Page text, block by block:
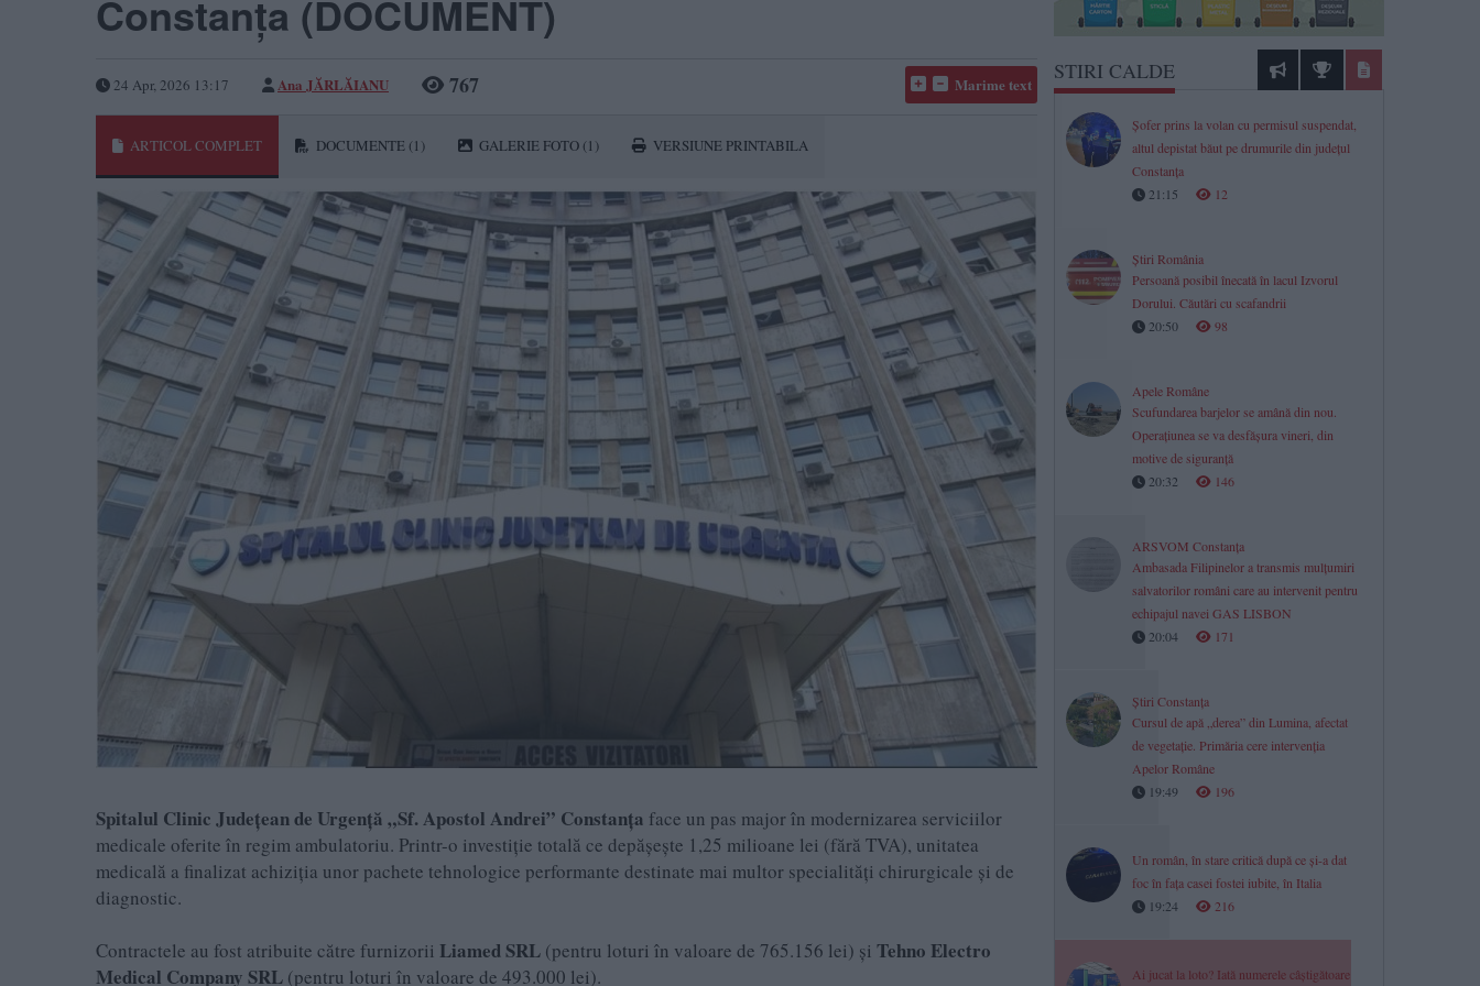
Constanța (DOCUMENT)
24 Apr, 2026 13:17 Ana JĂRLĂIANU 767 Marime text
ARTICOL COMPLET DOCUMENTE (1) GALERIE FOTO (1) VERSIUNE PRINTABILA
Spitalul Clinic Județean de Urgență „Sf. Apostol Andrei” Constanța face un pas major în modernizarea serviciilor
medicale oferite în regim ambulatoriu. Printr-o investiție totală ce depășește 1,25 milioane lei (fără TVA), unitatea
medicală a finalizat achiziția unor pachete tehnologice performante destinate mai multor specialități chirurgicale și de
diagnostic.
Contractele au fost atribuite către furnizorii Liamed SRL (pentru loturi în valoare de 765.156 lei) și Tehno Electro
Medical Company SRL (pentru loturi în valoare de 493.000 lei).
STIRI CALDE
Șofer prins la volan cu permisul suspendat,
altul depistat băut pe drumurile din județul
Constanța
21:15
12
Știri România
Persoană posibil înecată în lacul Izvorul
Dorului. Căutări cu scafandrii
20:50
98
Apele Române
Scufundarea barjelor se amână din nou.
Operațiunea se va desfășura vineri, din
motive de siguranță
20:32
146
ARSVOM Constanța
Ambasada Filipinelor a transmis mulțumiri
salvatorilor români care au intervenit pentru
echipajul navei GAS LISBON
20:04
171
Știri Constanța
Cursul de apă „derea” din Lumina, afectat
de vegetație. Primăria cere intervenția
Apelor Române
19:49
196
Un român, în stare critică după ce și-a dat
foc în fața casei fostei iubite, în Italia
19:24
216
Ai jucat la loto? Iată numerele câștigătoare